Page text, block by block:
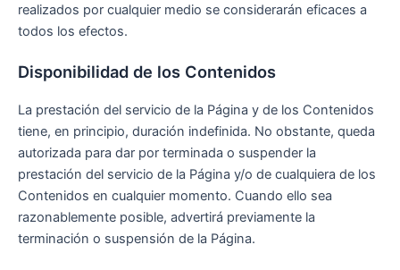
realizados por cualquier medio se considerarán eficaces a
todos los efectos.
Disponibilidad de los Contenidos
La prestación del servicio de la Página y de los Contenidos
tiene, en principio, duración indefinida. No obstante, queda
autorizada para dar por terminada o suspender la
prestación del servicio de la Página y/o de cualquiera de los
Contenidos en cualquier momento. Cuando ello sea
razonablemente posible, advertirá previamente la
terminación o suspensión de la Página.